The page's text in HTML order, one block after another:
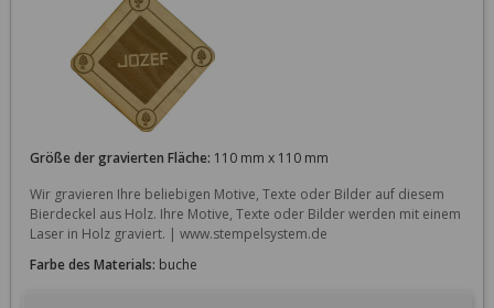
Größe der gravierten Fläche: 110 mm x 110 mm
Wir gravieren Ihre beliebigen Motive, Texte oder Bilder auf diesem
Bierdeckel aus Holz. Ihre Motive, Texte oder Bilder werden mit einem
Laser in Holz graviert. | www.stempelsystem.de
Farbe des Materials: buche